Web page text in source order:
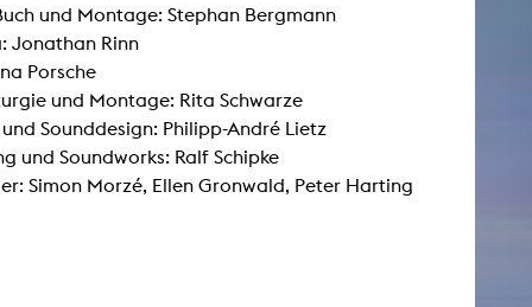
und Montage: Stephan Bergmann
Jonathan Rinn
Porsche
und Montage: Rita Schwarze
und Sounddesign: Philipp-André Lietz
und Soundworks: Ralf Schipke
Simon Morzé, Ellen Gronwald, Peter Harting